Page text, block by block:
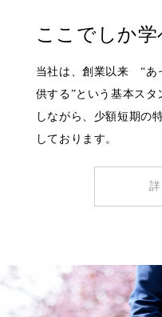
ここでしか
当社は、創業以来 “あ
供する”という基本ス
しながら、少額短期の
しております。